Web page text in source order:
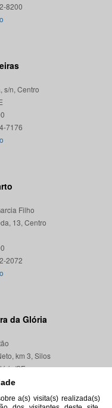
a(s) visita(s) realizada(s)
s/n, Centro
Filho
13, Centro
da Glória
km 3, Silos
SE